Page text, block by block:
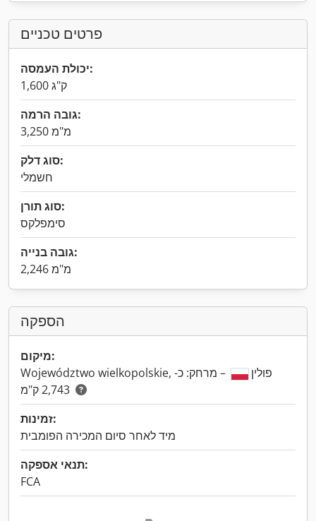
פרטים טכניים
יכולת העמסה:
1,600 ק"ג
גובה הרמה:
3,250 מ"מ
סוג דלק:
חשמלי
סוג תורן:
סימפלקס
גובה בנייה:
2,246 מ"מ
הספקה
מיקום:
Województwo wielkopolskie, פולין
– מרחק: כ-
זמינות:
מיד לאחר סיום המכירה הפומבית
תנאי אספקה:
FCA